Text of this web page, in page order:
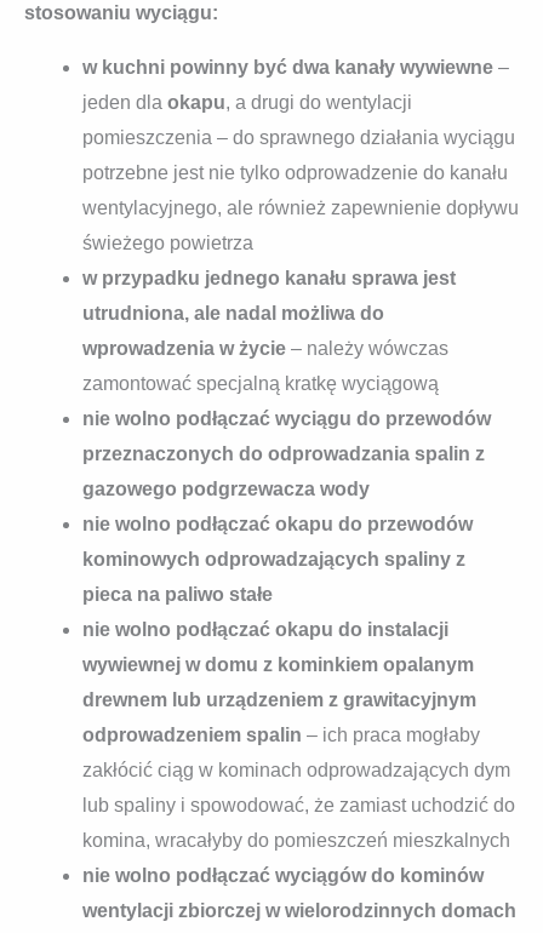
stosowaniu wyciągu:
w kuchni powinny być dwa kanały wywiewne –
jeden dla okapu, a drugi do wentylacji
pomieszczenia – do sprawnego działania wyciągu
potrzebne jest nie tylko odprowadzenie do kanału
wentylacyjnego, ale również zapewnienie dopływu
świeżego powietrza
w przypadku jednego kanału sprawa jest
utrudniona, ale nadal możliwa do
wprowadzenia w życie – należy wówczas
zamontować specjalną kratkę wyciągową
nie wolno podłączać wyciągu do przewodów
przeznaczonych do odprowadzania spalin z
gazowego podgrzewacza wody
nie wolno podłączać okapu do przewodów
kominowych odprowadzających spaliny z
pieca na paliwo stałe
nie wolno podłączać okapu do instalacji
wywiewnej w domu z kominkiem opalanym
drewnem lub urządzeniem z grawitacyjnym
odprowadzeniem spalin – ich praca mogłaby
zakłócić ciąg w kominach odprowadzających dym
lub spaliny i spowodować, że zamiast uchodzić do
komina, wracałyby do pomieszczeń mieszkalnych
nie wolno podłączać wyciągów do kominów
wentylacji zbiorczej w wielorodzinnych domach